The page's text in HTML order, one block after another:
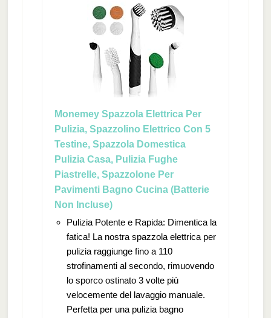
Monemey Spazzola Elettrica Per
Pulizia, Spazzolino Elettrico Con 5
Testine, Spazzola Domestica
Pulizia Casa, Pulizia Fughe
Piastrelle, Spazzolone Per
Pavimenti Bagno Cucina (Batterie
Non Incluse)
Pulizia Potente e Rapida: Dimentica la
fatica! La nostra spazzola elettrica per
pulizia raggiunge fino a 110
strofinamenti al secondo, rimuovendo
lo sporco ostinato 3 volte più
velocemente del lavaggio manuale.
Perfetta per una pulizia bagno